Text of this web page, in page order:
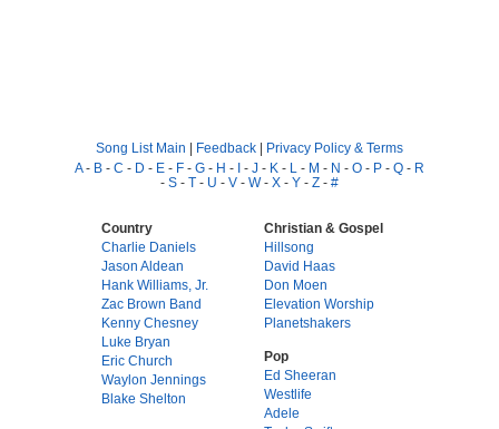
Song List Main | Feedback | Privacy Policy & Terms
A- B - C - D - E - F - G - H - I - J - K - L - M - N - O - P - Q - R
- S - T - U - V - W- X - Y - Z - #
Country
Charlie Daniels
Jason Aldean
Hank Williams, Jr.
Zac Brown Band
Kenny Chesney
Luke Bryan
Eric Church
Waylon Jennings
Blake Shelton
Christian & Gospel
Hillsong
David Haas
Don Moen
Elevation Worship
Planetshakers
Pop
Ed Sheeran
Westlife
Adele